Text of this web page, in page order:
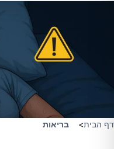
דף הבית> בריאות